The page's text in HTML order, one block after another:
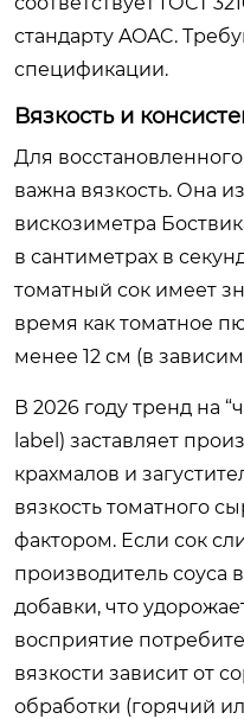
стандарту AOAC.
спецификации.
Вязкость и
Для
важна вязкость. Она
вискозиметра
в сантиметрах в
томатный сок имеет
время как томатное
менее 12 см (в
В 2026 году тренд на
label) заставляет
крахмалов и
вязкость томатного
фактором. Если сок
производитель соуса
добавки, что
восприятие
вязкости зависит от
обработки (горячий